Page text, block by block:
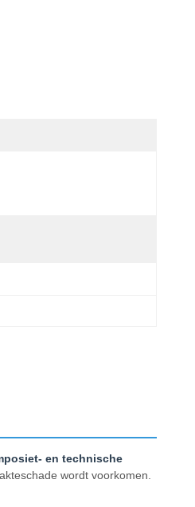
en technische
wordt voorkomen.